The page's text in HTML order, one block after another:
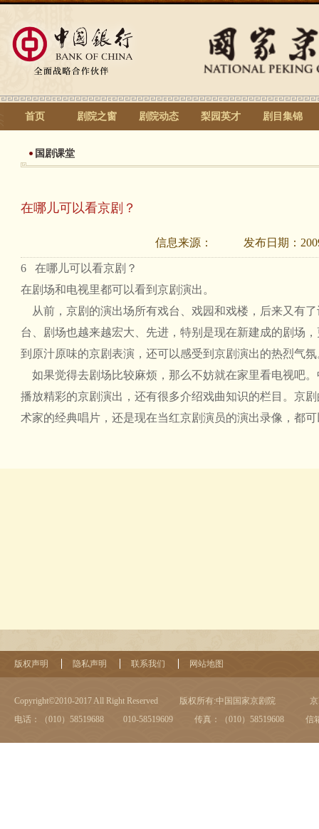
首页 剧院之窗 剧院动态 梨园英才 剧目集锦
国剧课堂
在哪儿可以看京剧？
信息来源： 发布日期：
6 在哪儿可以看京剧？
在剧场和电视里都可以看到京剧演出。
从前，京剧的演出场所有戏台、戏园和戏楼，后来又有
台、剧场也越来越宏大、先进，特别是现在新建成的剧场
到原汁原味的京剧表演，还可以感受到京剧演出的热烈气氛
如果觉得去剧场比较麻烦，那么不妨就在家里看电视吧
播放精彩的京剧演出，还有很多介绍戏曲知识的栏目。京
术家的经典唱片，还是现在当红京剧演员的演出录像，都
版权声明 隐私声明 联系我们 网站地图
Copyright©2010-2017 All Right Reserved 版权所有:中国国家京剧院
电话：（010）58519688 010-58519609
传真：（010）58519608 信